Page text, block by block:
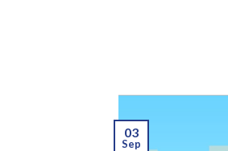
03
Sep